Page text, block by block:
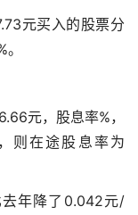
元买入的股票分
元，股息率%，
则在途股息率为
年降了0.042元/